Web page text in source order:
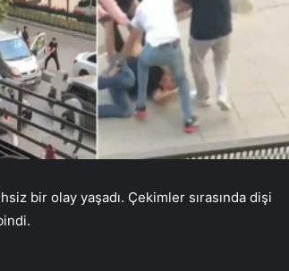
bir olay yaşadı. Çekimler sırasında dişi